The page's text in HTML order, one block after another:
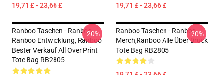
19,71 £ - 23,66 £ 19,71 £ - 23,66 £
Ranboo Taschen - Ranboo,
Ranboo Entwicklung, Ranboo
Bester Verkauf All Over Print
Tote Bag RB2805
-20%
Ranboo Taschen - Ranboo
Merch,Ranboo Alle Über Druck
Tote Bag RB2805
-20%